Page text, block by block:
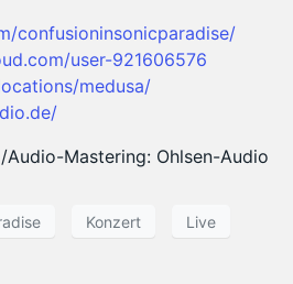
confusioninsonicparadise/
user-921606576
medusa/
Mastering: Ohlsen-Audio
Konzert Live